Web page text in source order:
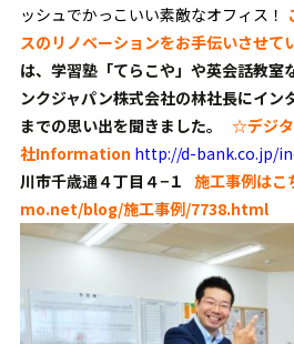
ッシュでかっこいい素敵なオフィス！
スのリノベーションをお手伝いさせて
は、学習塾「てらこや」や英会話教室
ンクジャパン株式会社の林社長にイン
までの思い出を聞きました。
☆デジタ
社Information http://d-bank.co.jp/
川市千歳通４丁目４−１ 施工事例はこ
mo.net/blog/施工事例/7738.html